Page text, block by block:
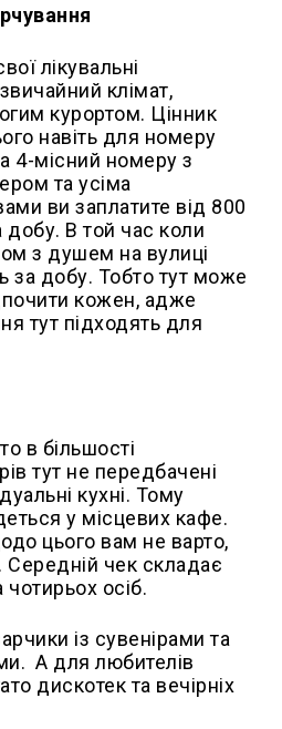
лікувальні
клімат,
курортом. Цінник
навіть для номеру
4-місний номеру з
та усіма
ви заплатите від 800
добу. В той час коли
з душем на вулиці
за добу. Тобто тут може
кожен, адже
тут підходять для
в більшості
тут не передбачені
кухні. Тому
у місцевих кафе.
цього вам не варто,
Середній чек складає
осіб.
із сувенірами та
А для любителів
дискотек та вечірніх